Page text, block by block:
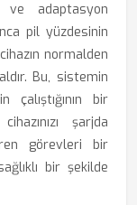
ve adaptasyon
pil yüzdesinin
normalden
Bu, sistemin
bir
şarjda
görevleri bir
bir şekilde